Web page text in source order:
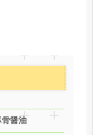
骨醤油